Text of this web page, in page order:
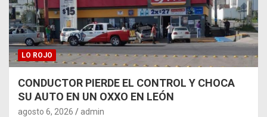
LO ROJO
CONDUCTOR PIERDE EL CONTROL Y CHOCA
SU AUTO EN UN OXXO EN LEÓN
agosto 6, 2026 admin